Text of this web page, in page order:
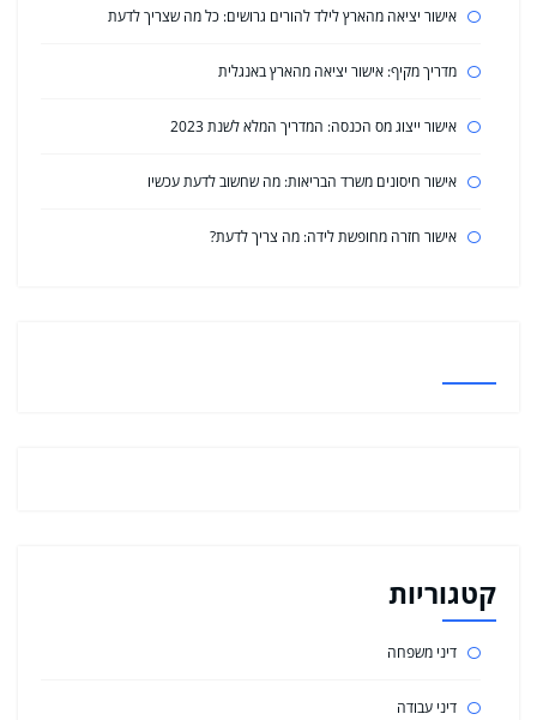
אישור יציאה מהארץ לילד להורים גרושים: כל מה שצריך לדעת
מדריך מקיף: אישור יציאה מהארץ באנגלית
אישור ייצוג מס הכנסה: המדריך המלא לשנת 2023
אישור חיסונים משרד הבריאות: מה שחשוב לדעת עכשיו
אישור חזרה מחופשת לידה: מה צריך לדעת?
קטגוריות
דיני משפחה
דיני עבודה